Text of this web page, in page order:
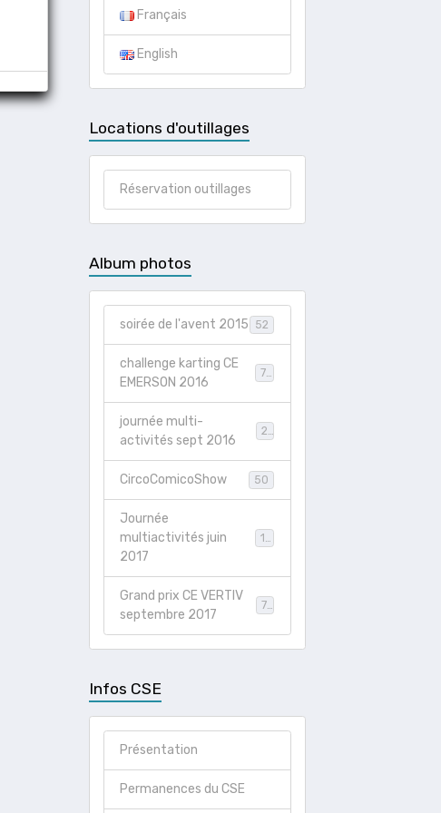
Français
English
Locations d'outillages
Réservation outillages
Album photos
soirée de l'avent 2015 52
challenge karting CE
EMERSON 2016
73
journée multi-
activités sept 2016
21
CircoComicoShow 50
Journée
multiactivités juin
2017
Grand prix CE VERTIV
septembre 2017
78
Infos CSE
Présentation
Permanences du CSE